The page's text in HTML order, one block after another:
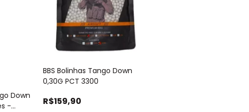
Down
-
BBS Bolinhas Tango Down
0,30G PCT 3300
R$159,90